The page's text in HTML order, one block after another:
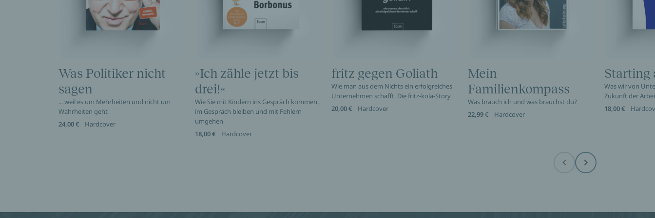
Was Politiker nicht
sagen
... weil es um Mehrheiten und nicht um
Wahrheiten geht
24,00 €
Hardcover
»Ich zähle jetzt bis
drei!«
Wie Sie mit Kindern ins Gespräch kommen,
im Gespräch bleiben und mit Fehlern
umgehen
18,00 €
Hardcover
fritz gegen Goliath
Wie man aus dem Nichts ein erfolgreiches
Unternehmen schafft. Die fritz-kola-Story
20,00 €
Hardcover
Mein
Familienkompass
Was brauch ich und was brauchst du?
22,99 €
Hardcover
Starting
Was wir von
Zukunft der
18,00 €
Before Next